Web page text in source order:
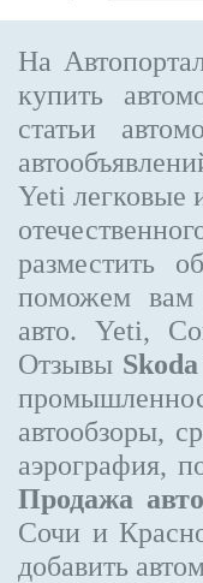
На
купить
статьи
Yeti легковые
разместить
поможем
авто. Yeti,
Отзывы
автообзоры,
аэрография,
Продажа
Сочи и
добавить